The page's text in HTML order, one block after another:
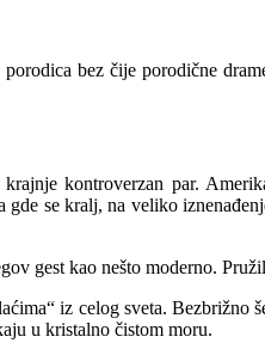
bez čije porodične
kontroverzan par.
se kralj, na veliko
gest kao nešto moderno.
iz celog sveta. Bezbrižno
u kristalno čistom moru.